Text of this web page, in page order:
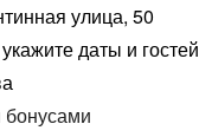
улица, 50
укажите даты и гостей
бонусами